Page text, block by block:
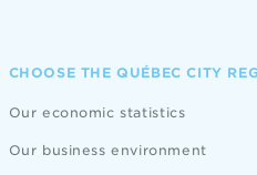
CHOOSE THE QUÉBEC CITY
Our economic statistics
Our business environment